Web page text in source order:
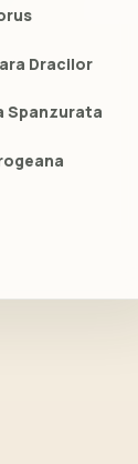
Dracilor
Spanzurata